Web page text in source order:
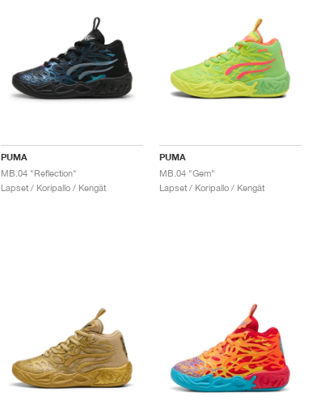
PUMA
MB.04 "Reflection"
Lapset / Koripallo / Kengät
PUMA
MB.04 "Gem"
Lapset / Koripallo / Kengät